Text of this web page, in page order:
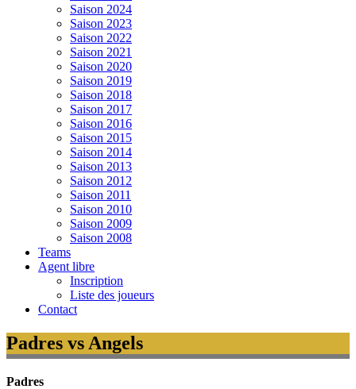
Saison 2024
Saison 2023
Saison 2022
Saison 2021
Saison 2020
Saison 2019
Saison 2018
Saison 2017
Saison 2016
Saison 2015
Saison 2014
Saison 2013
Saison 2012
Saison 2011
Saison 2010
Saison 2009
Saison 2008
Teams
Agent libre
Inscription
Liste des joueurs
Contact
Padres vs Angels
Padres